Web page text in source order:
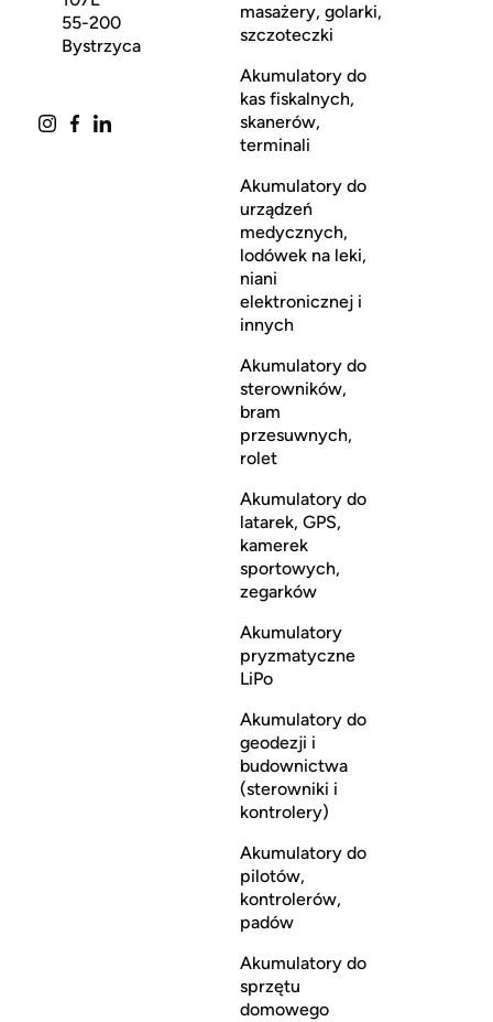
55-200
Bystrzyca
masażery, golarki,
szczoteczki
Akumulatory do
kas fiskalnych,
skanerów,
terminali
Akumulatory do
urządzeń
medycznych,
lodówek na leki,
niani
elektronicznej i
innych
Akumulatory do
sterowników,
bram
przesuwnych,
rolet
Akumulatory do
latarek, GPS,
kamerek
sportowych,
zegarków
Akumulatory
pryzmatyczne
LiPo
Akumulatory do
geodezji i
budownictwa
(sterowniki i
kontrolery)
Akumulatory do
pilotów,
kontrolerów,
padów
Akumulatory do
sprzętu
domowego